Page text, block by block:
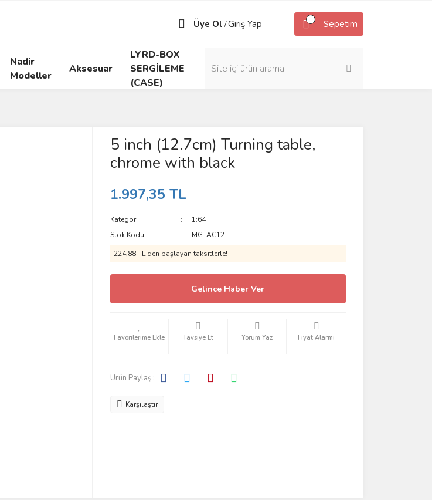
Üye Ol /Giriş Yap Sepetim
Nadir
Modeller
Aksesuar
LYRD-BOX
SERGİLEME
(CASE)
5 inch (12.7cm) Turning table,
chrome with black
1.997,35 TL
Kategori
1:64
Stok Kodu
MGTAC12
224,88 TL den başlayan taksitlerle!
Gelince Haber Ver
Tavsiye Et Yorum Yaz Fiyat Alarmı
Ürün Paylaş :
Karşılaştır